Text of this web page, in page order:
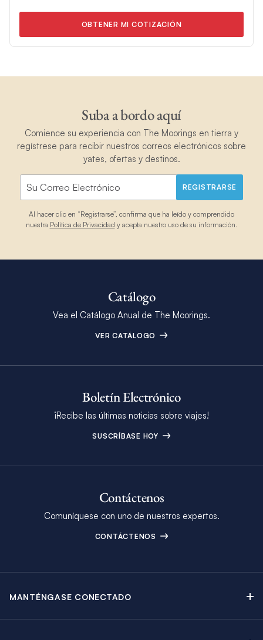
OBTENER MI COTIZACIÓN
Suba a bordo aquí
Comience su experiencia con The Moorings en tierra y
regístrese para recibir nuestros correos electrónicos sobre
yates, ofertas y destinos.
REGISTRARSE
Al hacer clic en “Registrarse”, confirma que ha leído y comprendido
nuestra Política de Privacidad y acepta nuestro uso de su información.
Catálogo
Vea el Catálogo Anual de The Moorings.
VER CATÁLOGO
Boletín Electrónico
¡Recibe las últimas noticias sobre viajes!
SUSCRÍBASE HOY
Contáctenos
Comuníquese con uno de nuestros expertos.
CONTÁCTENOS
MANTÉNGASE CONECTADO